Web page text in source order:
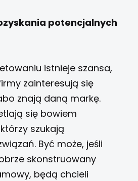
potencjalnych
istnieje szansa,
zainteresują się
znają daną markę.
się bowiem
szukają
Być może, jeśli
skonstruowany
będą chcieli